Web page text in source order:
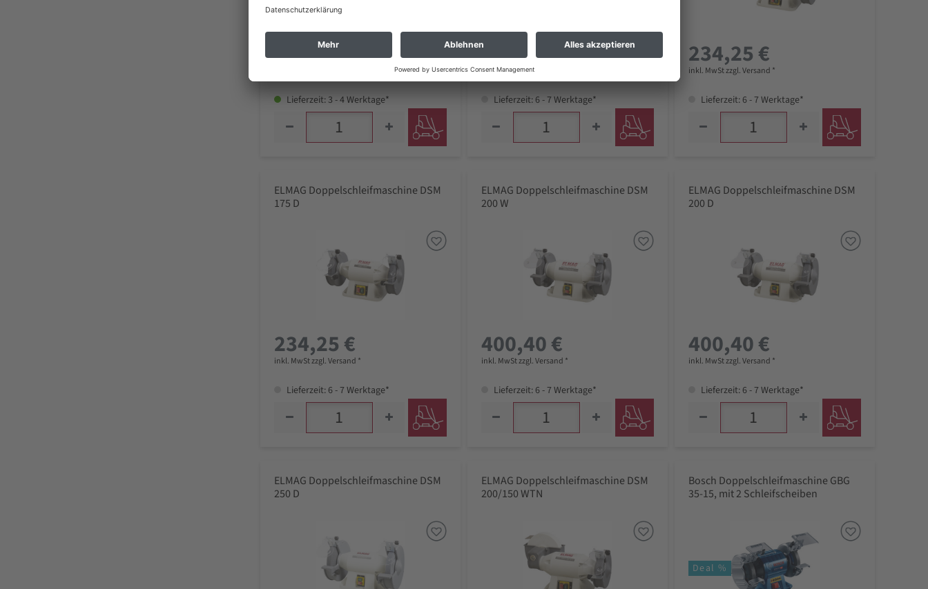
UVP421,26 €
328,06 €
Lieferzeit: 3 - 4 Werktage*
209,33 €
inkl. MwSt zzgl. Versand *
Lieferzeit: 6 - 7 Werktage*
234,25 €
inkl. MwSt zzgl. Versand *
Lieferzeit: 6 - 7 Werktage*
ELMAG Doppelschleifmaschine DSM
175 D
234,25 €
inkl. MwSt zzgl. Versand *
Lieferzeit: 6 - 7 Werktage*
ELMAG Doppelschleifmaschine DSM
200 W
400,40 €
inkl. MwSt zzgl. Versand *
Lieferzeit: 6 - 7 Werktage*
ELMAG Doppelschleifmaschine DSM
200 D
400,40 €
inkl. MwSt zzgl. Versand *
Lieferzeit: 6 - 7 Werktage*
ELMAG Doppelschleifmaschine DSM
250 D
ELMAG Doppelschleifmaschine DSM
200/150 WTN
Bosch Doppelschleifmaschine GBG
35-15, mit 2 Schleifscheiben
Deal %